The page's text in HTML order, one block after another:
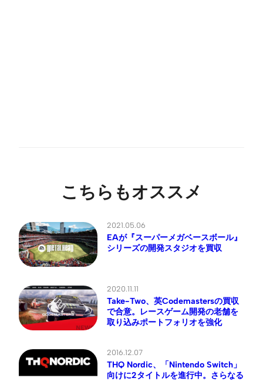
こちらもオススメ
2021.05.06
EAが『スーパーメガベースボール』
シリーズの開発スタジオを買収
2020.11.11
Take-Two、英Codemastersの買収
で合意。レースゲーム開発の老舗を
取り込みポートフォリオを強化
2016.12.07
THQ Nordic、「Nintendo Switch」
向けに2タイトルを進行中。さらなる